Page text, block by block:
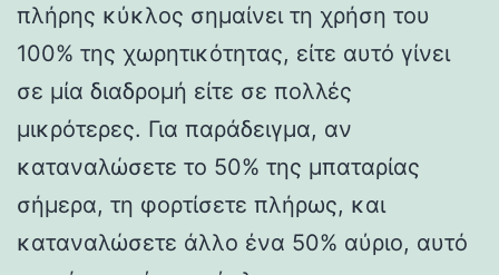
πλήρης κύκλος σημαίνει τη χρήση του
100% της χωρητικότητας, είτε αυτό γίνει
σε μία διαδρομή είτε σε πολλές
μικρότερες. Για παράδειγμα, αν
καταναλώσετε το 50% της μπαταρίας
σήμερα, τη φορτίσετε πλήρως, και
καταναλώσετε άλλο ένα 50% αύριο, αυτό